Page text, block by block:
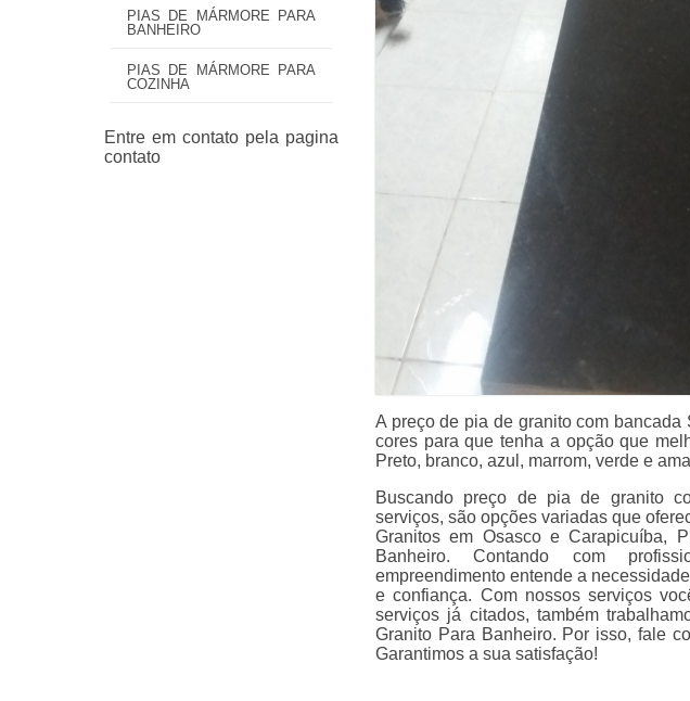
PIAS DE MÁRMORE PARA
BANHEIRO
PIAS DE MÁRMORE PARA
COZINHA
A preço de pia de granito com
cores para que tenha a opção que
Preto, branco, azul, marrom, verde e
Buscando preço de pia de granito
serviços, são opções variadas que
Granitos em Osasco e Carapicuíba,
Banheiro. Contando com
empreendimento entende a
e confiança. Com nossos serviços
serviços já citados, também
Granito Para Banheiro. Por isso, fale
Garantimos a sua satisfação!